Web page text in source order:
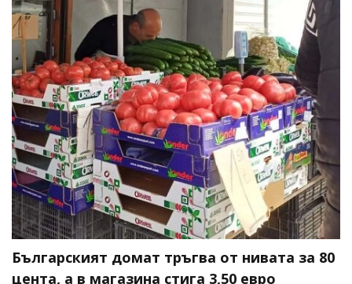
Българският домат тръгва от нивата за 80
цента, а в магазина стига 3,50 евро